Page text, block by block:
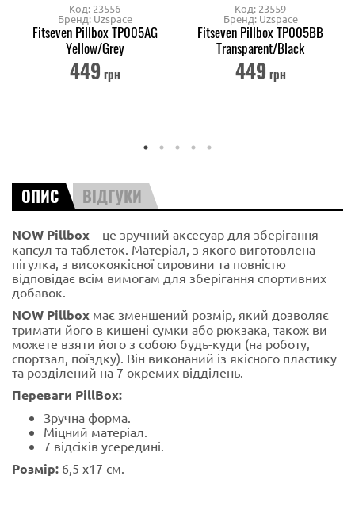
Код: 23556
Бренд: Uzspace
Fitseven Pillbox TP005AG
Yellow/Grey
449 грн
Код: 23559
Бренд: Uzspace
Fitseven Pillbox TP005BB
Transparent/Black
449 грн
ОПИС ВІДГУКИ
NOW Pillbox – це зручний аксесуар для зберігання
капсул та таблеток. Матеріал, з якого виготовлена ​​
пігулка, з високоякісної сировини та повністю
відповідає всім вимогам для зберігання спортивних
добавок.
NOW Pillbox має зменшений розмір, який дозволяє
тримати його в кишені сумки або рюкзака, також ви
можете взяти його з собою будь-куди (на роботу,
спортзал, поїздку). Він виконаний із якісного пластику
та розділений на 7 окремих відділень.
Переваги PillBox:
Зручна форма.
Міцний матеріал.
7 відсіків усередині.
Розмір: 6,5 х17 см.